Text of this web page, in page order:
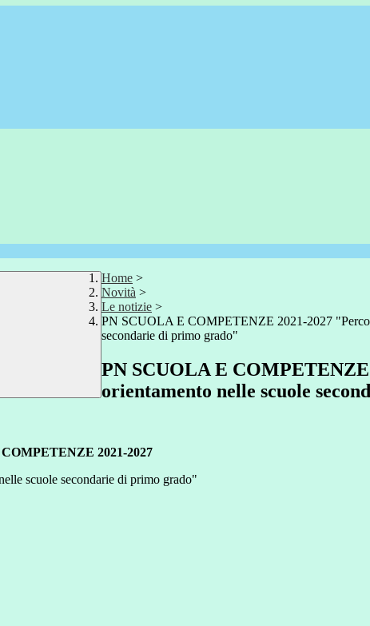
Home >
Novità >
Le notizie >
PN SCUOLA E COMPETENZE 2021-2027
secondarie di primo grado"
PN SCUOLA E
orientamento nelle scuole
2021-2027
scuole secondarie di primo grado"